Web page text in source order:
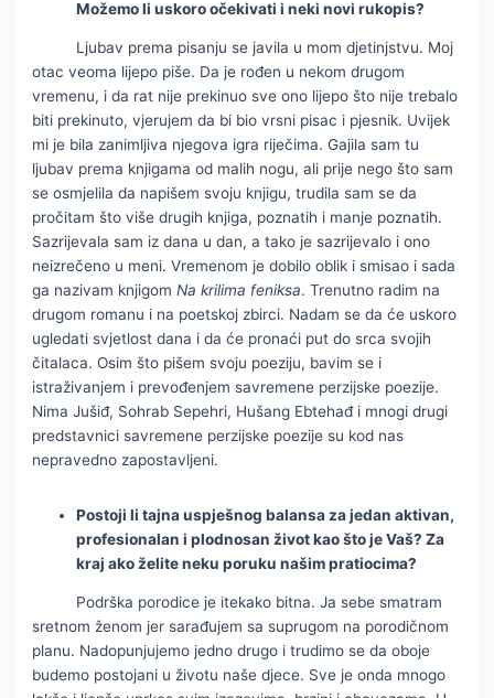
Možemo li uskoro očekivati i neki novi rukopis?
Ljubav prema pisanju se javila u mom djetinjstvu. Moj
otac veoma lijepo piše. Da je rođen u nekom drugom
vremenu, i da rat nije prekinuo sve ono lijepo što nije trebalo
biti prekinuto, vjerujem da bi bio vrsni pisac i pjesnik. Uvijek
mi je bila zanimljiva njegova igra riječima. Gajila sam tu
ljubav prema knjigama od malih nogu, ali prije nego što sam
se osmjelila da napišem svoju knjigu, trudila sam se da
pročitam što više drugih knjiga, poznatih i manje poznatih.
Sazrijevala sam iz dana u dan, a tako je sazrijevalo i ono
neizrečeno u meni. Vremenom je dobilo oblik i smisao i sada
ga nazivam knjigomNa krilima feniksa. Trenutno radim na
drugom romanu i na poetskoj zbirci. Nadam se da će uskoro
ugledati svjetlost dana i da će pronaći put do srca svojih
čitalaca. Osim što pišem svoju poeziju, bavim se i
istraživanjem i prevođenjem savremene perzijske poezije.
Nima Jušiđ, Sohrab Sepehri, Hušang Ebtehađ i mnogi drugi
predstavnici savremene perzijske poezije su kod nas
nepravedno zapostavljeni.
Postoji li tajna uspješnog balansa za jedan aktivan,
profesionalan i plodnosan život kao što je Vaš? Za
kraj ako želite neku poruku našim pratiocima?
Podrška porodice je itekako bitna. Ja sebe smatram
sretnom ženom jer sarađujem sa suprugom na porodičnom
planu. Nadopunjujemo jedno drugo i trudimo se da oboje
budemo postojani u životu naše djece. Sve je onda mnogo